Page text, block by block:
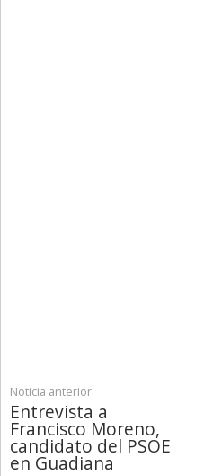
Noticia anterior:
Entrevista a
Francisco Moreno,
candidato del PSOE
en Guadiana